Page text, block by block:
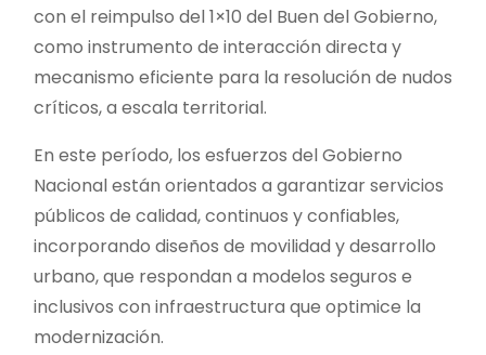
con el reimpulso del 1×10 del Buen del Gobierno,
como instrumento de interacción directa y
mecanismo eficiente para la resolución de nudos
críticos, a escala territorial.
En este período, los esfuerzos del Gobierno
Nacional están orientados a garantizar servicios
públicos de calidad, continuos y confiables,
incorporando diseños de movilidad y desarrollo
urbano, que respondan a modelos seguros e
inclusivos con infraestructura que optimice la
modernización.